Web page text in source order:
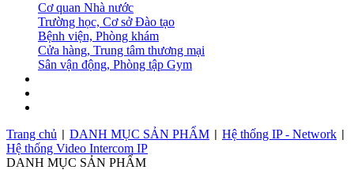
Cơ quan Nhà nước
Trường học, Cơ sở Đào tạo
Bệnh viện, Phòng khám
Cửa hàng, Trung tâm thương mại
Sân vận động, Phòng tập Gym
Trang chủ
DANH MỤC SẢN PHẨM Hệ thống IP - Network
Hệ thống Video Intercom IP
DANH MỤC SẢN PHẨM